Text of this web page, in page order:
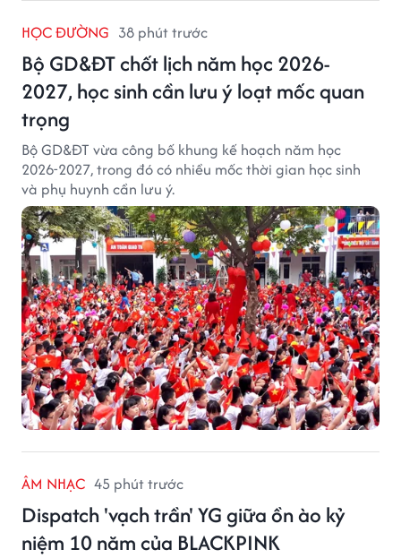
HỌC ĐƯỜNG 38 phút trước
Bộ GD&ĐT chốt lịch năm học 2026-
2027, học sinh cần lưu ý loạt mốc quan
trọng
Bộ GD&ĐT vừa công bố khung kế hoạch năm học
2026-2027, trong đó có nhiều mốc thời gian học sinh
và phụ huynh cần lưu ý.
ÂM NHẠC 45 phút trước
Dispatch 'vạch trần' YG giữa ồn ào kỷ
niệm 10 năm của BLACKPINK